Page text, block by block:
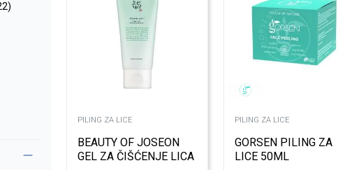
PILING ZA LICE
BEAUTY OF JOSEON
GEL ZA ČIŠĆENJE LICA
PILING ZA LICE
GORSEN PILING ZA
LICE 50ML